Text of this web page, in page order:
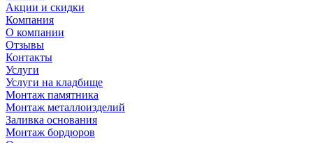
Акции и скидки
Компания
О компании
Отзывы
Контакты
Услуги
Услуги на кладбище
Монтаж памятника
Монтаж металлоизделий
Заливка основания
Монтаж бордюров